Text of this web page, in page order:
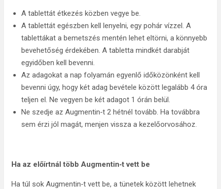
A tablettát étkezés közben vegye be.
A tablettát egészben kell lenyelni, egy pohár vízzel. A
tablettákat a bemetszés mentén lehet eltörni, a könnyebb
bevehetőség érdekében. A tabletta mindkét darabját
egyidőben kell bevenni.
Az adagokat a nap folyamán egyenlő időközönként kell
bevenni úgy, hogy két adag bevétele között legalább 4 óra
teljen el. Ne vegyen be két adagot 1 órán belül.
Ne szedje az Augmentin‑t 2 hétnél tovább. Ha továbbra
sem érzi jól magát, menjen vissza a kezelőorvosához.
Ha az előírtnál több Augmentin‑t vett be
Ha túl sok Augmentin‑t vett be, a tünetek között lehetnek